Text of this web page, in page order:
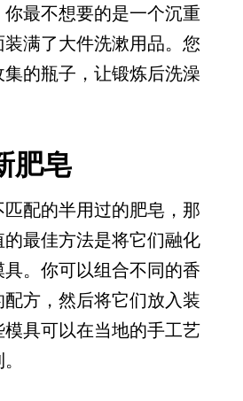
最不想要的是一个沉重
满了大件洗漱用品。您
的瓶子，让锻炼后洗澡
肥皂
配的半用过的肥皂，那
最佳方法是将它们融化
。你可以组合不同的香
方，然后将它们放入装
具可以在当地的手工艺